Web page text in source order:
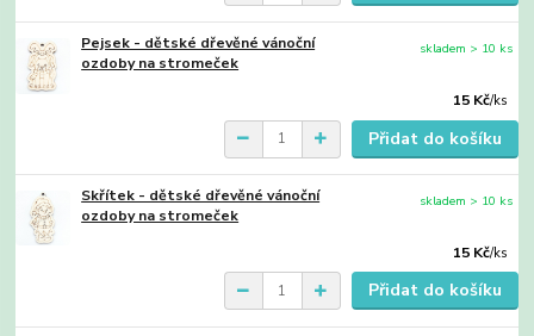
Pejsek - dětské dřevěné vánoční
ozdoby na stromeček
15 Kč/ks
skladem > 10 ks
Přidat do košíku
Skřítek - dětské dřevěné vánoční
ozdoby na stromeček
15 Kč/ks
skladem > 10 ks
Přidat do košíku